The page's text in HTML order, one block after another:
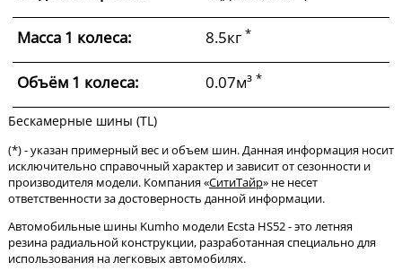
Масса 1 колеса: 8.5кг *
Объём 1 колеса: 0.07м³ *
Бескамерные шины (TL)
(*) - указан примерный вес и объем шин. Данная информация носит
исключительно справочный характер и зависит от сезонности и
производителя модели. Компания «СитиТайр» не несет
ответственности за достоверность данной информации.
Автомобильные шины Kumho модели Ecsta HS52 - это летняя
резина радиальной конструкции, разработанная специально для
использования на легковых автомобилях.